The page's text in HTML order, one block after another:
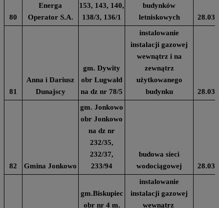
80
Energa
Operator S.A.
153, 143, 140,
138/3, 136/1
budynków
letniskowych
81
Anna i Dariusz
Dunajscy
gm. Dywity
obr Lugwałd
na dz nr 78/5
instalowanie
instalacji gazowej
wewnątrz i na
zewnątrz
użytkowanego
budynku
82 Gmina Jonkowo
gm. Jonkowo
obr Jonkowo
na dz nr
232/35,
232/37,
233/94
budowa sieci
wodociągowej
gm.Biskupiec
obr nr 4 m.
instalowanie
instalacji gazowej
wewnątrz